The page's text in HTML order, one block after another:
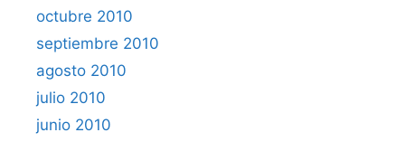
octubre 2010
septiembre 2010
agosto 2010
julio 2010
junio 2010